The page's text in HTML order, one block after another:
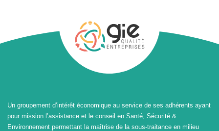
Un groupement d’intérêt économique au service de ses adhérents ayant
pour mission l’assistance et le conseil en Santé, Sécurité &
Environnement permettant la maîtrise de la sous-traitance en milieu